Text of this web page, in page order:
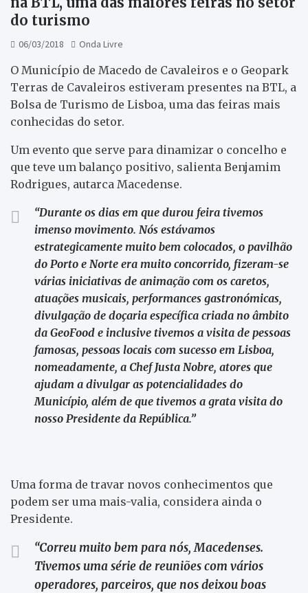
do turismo
06/03/2018 Onda Livre
O Município de Macedo de Cavaleiros e o Geopark
Terras de Cavaleiros estiveram presentes na BTL, a
Bolsa de Turismo de Lisboa, uma das feiras mais
conhecidas do setor.
Um evento que serve para dinamizar o concelho e
que teve um balanço positivo, salienta Benjamim
Rodrigues, autarca Macedense.
“Durante os dias em que durou feira tivemos
imenso movimento. Nós estávamos
estrategicamente muito bem colocados, o pavilhão
do Porto e Norte era muito concorrido, fizeram-se
várias iniciativas de animação com os caretos,
atuações musicais, performances gastronómicas,
divulgação de doçaria específica criada no âmbito
da GeoFood e inclusive tivemos a visita de pessoas
famosas, pessoas locais com sucesso em Lisboa,
nomeadamente, a Chef Justa Nobre, atores que
ajudam a divulgar as potencialidades do
Município, além de que tivemos a grata visita do
nosso Presidente da República.”
Uma forma de travar novos conhecimentos que
podem ser uma mais-valia, considera ainda o
Presidente.
“Correu muito bem para nós, Macedenses.
Tivemos uma série de reuniões com vários
operadores, parceiros, que nos deixou boas